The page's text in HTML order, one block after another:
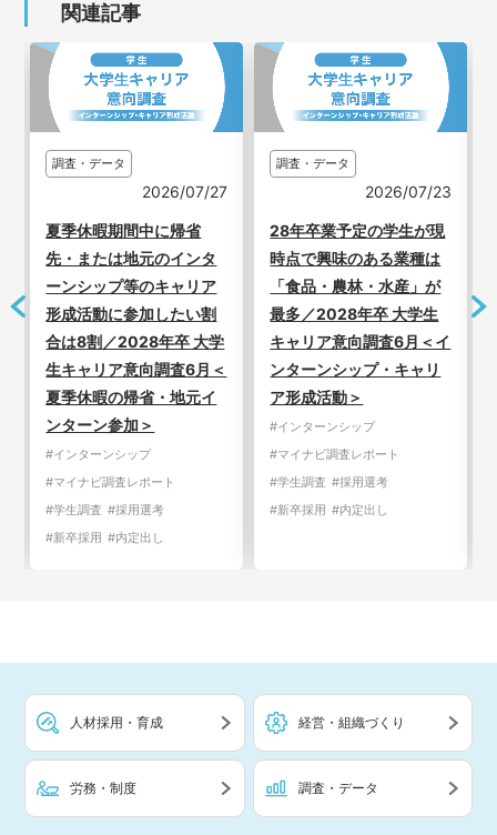
関連記事
調査・データ
2026/07/27
夏季休暇期間中に帰省
先・または地元のインタ
ーンシップ等のキャリア
形成活動に参加したい割
合は8割／2028年卒 大学
生キャリア意向調査6月＜
夏季休暇の帰省・地元イ
ンターン参加＞
#インターンシップ
#マイナビ調査レポート
#学生調査 #採用選考
#新卒採用 #内定出し
調査・データ
2026/07/23
28年卒業予定の学生が現
時点で興味のある業種は
「食品・農林・水産」が
最多／2028年卒 大学生
キャリア意向調査6月＜イ
ンターンシップ・キャリ
ア形成活動＞
#インターンシップ
#マイナビ調査レポート
#学生調査 #採用選考
#新卒採用 #内定出し
人材採用・育成 経営・組織づくり
労務・制度 調査・データ